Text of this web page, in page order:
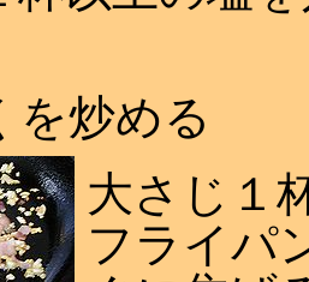
を炒める
大さじ１
フライパ